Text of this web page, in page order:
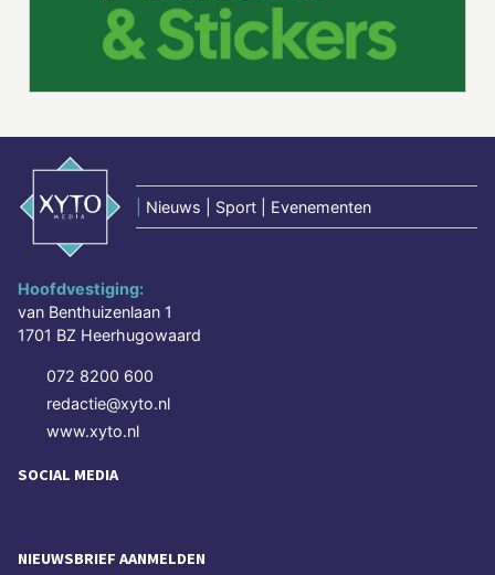
Nieuws | Sport | Evenementen
Hoofdvestiging:
van Benthuizenlaan 1
1701 BZ Heerhugowaard
072 8200 600
redactie@xyto.nl
www.xyto.nl
SOCIAL MEDIA
NIEUWSBRIEF AANMELDEN